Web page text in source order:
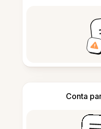
Conta